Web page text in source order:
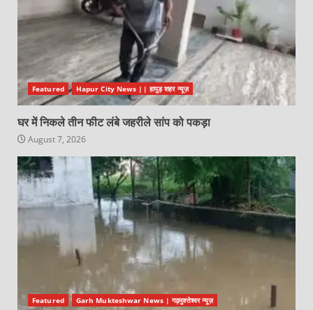
Featured Hapur City News || हापुड़ शहर न्यूज़
घर में निकले तीन फीट लंबे जहरीले सांप को पकड़ा
August 7, 2026
Featured Garh Mukteshwar News | गढ़मुक्तेश्वर न्यूज़